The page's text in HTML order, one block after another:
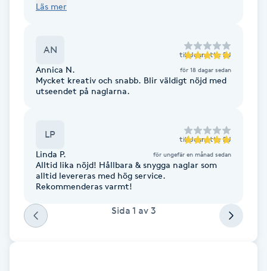
Fransrengöring
Frekvensterapi
Friskvårdsmassage
Funktionsanalys
hur, vad, varför. Ett toppen besök helt enkelt!
Läs mer
AN till Jeanette BJ
Annica N. för 18 dagar sedan
Mycket kreativ och snabb. Blir väldigt nöjd med
utseendet på naglarna.
LP till Jeanette BJ
Linda P. för ungefär en månad sedan
Alltid lika nöjd! Hållbara & snygga naglar som
alltid levereras med hög service.
Rekommenderas varmt!
Sida 1 av 3